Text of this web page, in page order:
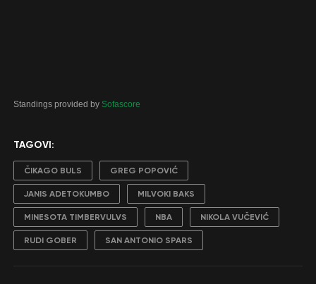
Standings provided by Sofascore
TAGOVI:
ČIKAGO BULS GREG POPOVIĆ
JANIS ADETOKUMBO MILVOKI BAKS
MINESOTA TIMBERVULVS NBA NIKOLA VUČEVIĆ
RUDI GOBER SAN ANTONIO SPARS